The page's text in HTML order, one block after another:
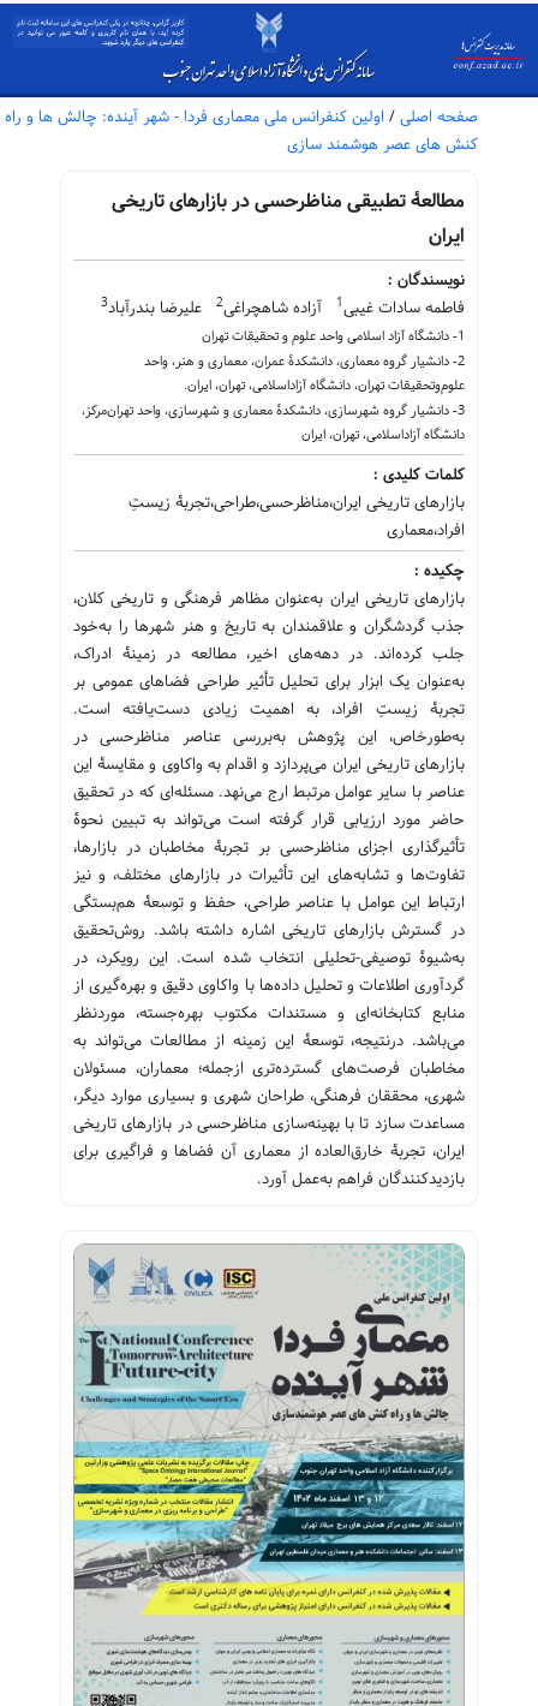
صفحه اصلی / اولین کنفرانس ملی معماری فردا - شهر آینده: چالش ها و راه
کنش های عصر هوشمند سازی
مطالعۀ تطبیقی مناظرحسی در بازارهای تاریخی
ایران
نویسندگان :
فاطمه سادات غیبی1 آزاده شاهچراغی2 علیرضا بندرآباد3
1- دانشگاه آزاد اسلامی واحد علوم و تحقیقات تهران
2- دانشیار گروه معماری، دانشکدۀ عمران، معماری و هنر، واحد
علوم‌وتحقیقات تهران، دانشگاه آزاداسلامی، تهران، ایران.
3- دانشیار گروه شهرسازی، دانشکدۀ معماری و شهرسازی، واحد تهران‌مرکز،
دانشگاه آزاداسلامی، تهران، ایران
کلمات کلیدی :
بازارهای تاریخی ایران،مناظرحسی،طراحی،تجربۀ زیستِ
افراد،معماری
چکیده :
بازارهای تاریخی ایران به‌عنوان مظاهر فرهنگی و تاریخی کلان،
جذب گردشگران و علاقمندان به تاریخ و هنر شهرها را به‌خود
جلب کرده‌اند. در دهه‌های اخیر، مطالعه در زمینۀ ادراک،
به‌عنوان یک ابزار برای تحلیل تأثیر طراحی فضاهای عمومی بر
تجربۀ زیستِ افراد، به اهمیت زیادی دست‌یافته است.
به‌طورخاص، این پژوهش به‌بررسی عناصر مناظرحسی در
بازارهای تاریخی ایران می‌پردازد و اقدام به واکاوی و مقایسۀ این
عناصر با سایر عوامل مرتبط ارج می‌نهد. مسئله‌ای که در تحقیق
حاضر مورد ارزیابی قرار گرفته است می‌تواند به تبیین نحوۀ
تأثیرگذاری اجزای مناظرحسی بر تجربۀ مخاطبان در بازارها،
تفاوت‌ها و تشابه‌های این تأثیرات در بازارهای مختلف، و نیز
ارتباط این عوامل با عناصر طراحی، حفظ و توسعۀ هم‌بستگی
در گسترش بازارهای تاریخی اشاره داشته باشد. روش‌تحقیق
به‌شیوۀ توصیفی-تحلیلی انتخاب شده است. این رویکرد، در
گردآوری اطلاعات و تحلیل داده‌ها با واکاوی دقیق و بهره‌گیری از
منابع کتابخانه‌ای و مستندات مکتوب بهره‌جسته، موردنظر
می‌باشد. درنتیجه، توسعۀ این زمینه از مطالعات می‌تواند به
مخاطبان فرصت‌های گسترده‌تری ازجمله؛ معماران، مسئولان
شهری، محققان فرهنگی، طراحان شهری و بسیاری موارد دیگر،
مساعدت سازد تا با بهینه‌سازی مناظرحسی در بازارهای تاریخی
ایران، تجربۀ خارق‌العاده از معماری آن فضاها و فراگیری برای
بازدیدکنندگان فراهم به‌عمل آورد.